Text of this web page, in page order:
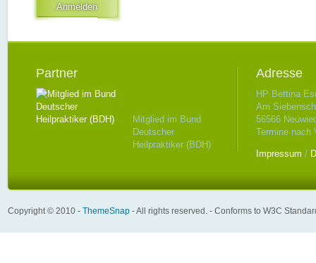
Anmelden
Partner
Mitglied im Bund
Deutscher
Heilpraktiker (BDH)
Adresse
HP Bettina
Am
56566
Termine nach
Impressum /
Copyright © 2010 - ThemeSnap - All rights reserved. - Conforms to W3C